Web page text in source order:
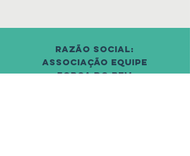
Razão social:
associação equipe
força do bem